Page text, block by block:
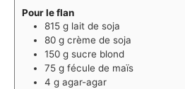
Pour le flan
815 g lait de soja
80 g crème de soja
150 g sucre blond
75 g fécule de maïs
4 g agar-agar